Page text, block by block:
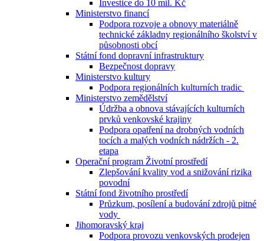
Investice do 10 mil. Kč
Ministerstvo financí
Podpora rozvoje a obnovy materiálně
technické základny regionálního školství v
působnosti obcí
Státní fond dopravní infrastruktury
Bezpečnost dopravy
Ministerstvo kultury
Podpora regionálních kulturních tradic
Ministerstvo zemědělství
Údržba a obnova stávajících kulturních
prvků venkovské krajiny
Podpora opatření na drobných vodních
tocích a malých vodních nádržích - 2.
etapa
Operační program Životní prostředí
Zlepšování kvality vod a snižování rizika
povodní
Státní fond životního prostředí
Průzkum, posílení a budování zdrojů pitné
vody
Jihomoravský kraj
Podpora provozu venkovských prodejen